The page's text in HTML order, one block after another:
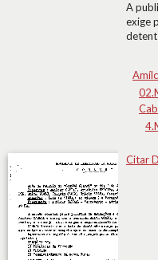
A
exige
Citar